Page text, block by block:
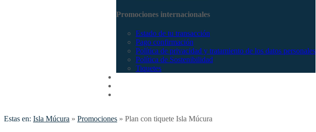
Promociones internacionales
Estado de tu transacción
Pago confirmación
Política de privacidad y tratamiento de los datos personales
Política de Sostenibilidad
Tiquetes
Estas en: Isla Múcura » Promociones » Plan con tiquete Isla Múcura